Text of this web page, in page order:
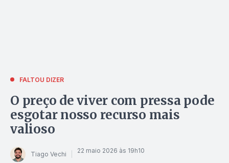
FALTOU DIZER
O preço de viver com pressa pode
esgotar nosso recurso mais
valioso
Tiago Vechi 22 maio 2026 às 19h10